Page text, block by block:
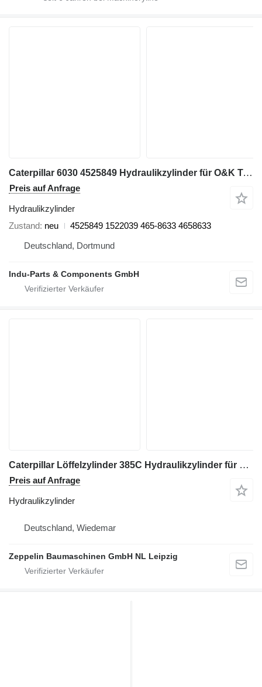
Caterpillar 6030 4525849 Hydraulikzylinder für O&K Terex RH120 6030 Bagger
Preis auf Anfrage
Hydraulikzylinder
Zustand neu
4525849 1522039 465-8633 4658633
Deutschland, Dortmund
Indu-Parts & Components GmbH
Caterpillar Löffelzylinder 385C Hydraulikzylinder für Caterpillar 385C Bagger
Preis auf Anfrage
Hydraulikzylinder
Deutschland, Wiedemar
Zeppelin Baumaschinen GmbH NL Leipzig